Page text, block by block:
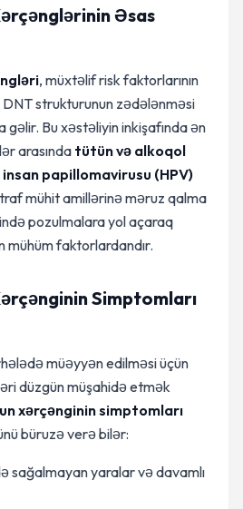
Əsas
, müxtəlif risk faktorlarının
strukturunun zədələnməsi
Bu xəstəliyin inkişafında ən
arasında tütün və alkoqol
insan papillomavirusu (HPV)
mühit amillərinə məruz qalma
pozulmalara yol açaraq
mühüm faktorlardandır.
Simptomları
müəyyən edilməsi üçün
düzgün müşahidə etmək
xərçənginin simptomları
büruzə verə bilər:
sağalmayan yaralar və davamlı